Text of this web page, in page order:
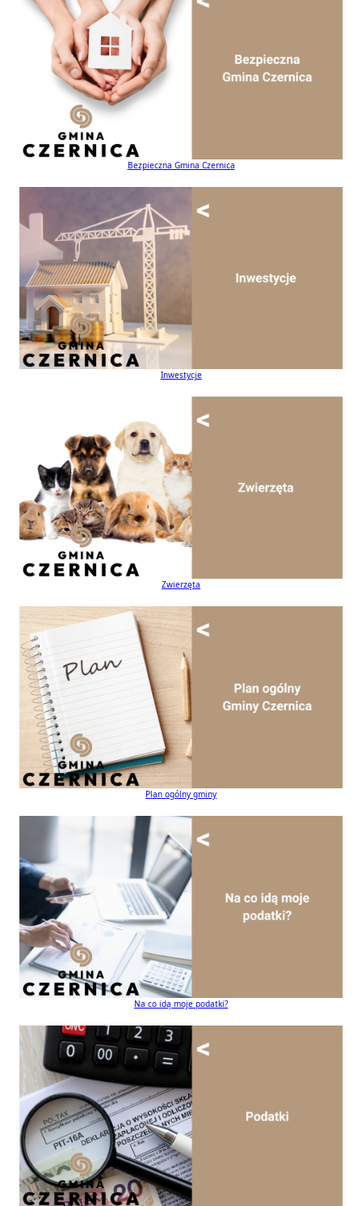
Bezpieczna Gmina Czernica
Inwestycje
Zwierzęta
Plan ogólny gminy
Na co idą moje podatki?